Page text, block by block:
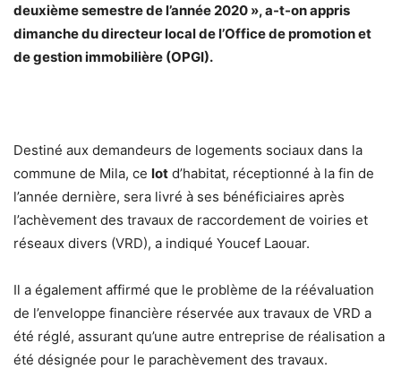
deuxième semestre de l’année 2020 », a-t-on appris
dimanche du directeur local de l’Office de promotion et
de gestion immobilière (OPGI).
Destiné aux demandeurs de logements sociaux dans la
commune de Mila, ce lot d’habitat, réceptionné à la fin de
l’année dernière, sera livré à ses bénéficiaires après
l’achèvement des travaux de raccordement de voiries et
réseaux divers (VRD), a indiqué Youcef Laouar.
Il a également affirmé que le problème de la réévaluation
de l’enveloppe financière réservée aux travaux de VRD a
été réglé, assurant qu’une autre entreprise de réalisation a
été désignée pour le parachèvement des travaux.